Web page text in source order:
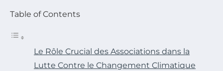
Table of Contents
Le Rôle Crucial des Associations dans la
Lutte Contre le Changement Climatique